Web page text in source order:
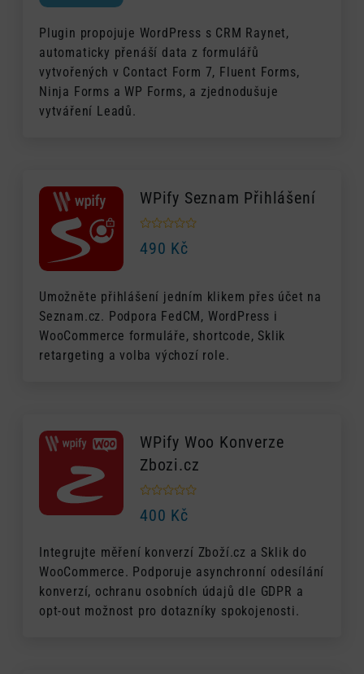
Plugin propojuje WordPress s CRM Raynet,
automaticky přenáší data z formulářů
vytvořených v Contact Form 7, Fluent Forms,
Ninja Forms a WP Forms, a zjednodušuje
vytváření Leadů.
WPify Seznam Přihlášení
490 Kč
Umožněte přihlášení jedním klikem přes účet na
Seznam.cz. Podpora FedCM, WordPress i
WooCommerce formuláře, shortcode, Sklik
retargeting a volba výchozí role.
WPify Woo Konverze
Zbozi.cz
400 Kč
Integrujte měření konverzí Zboží.cz a Sklik do
WooCommerce. Podporuje asynchronní odesílání
konverzí, ochranu osobních údajů dle GDPR a
opt-out možnost pro dotazníky spokojenosti.